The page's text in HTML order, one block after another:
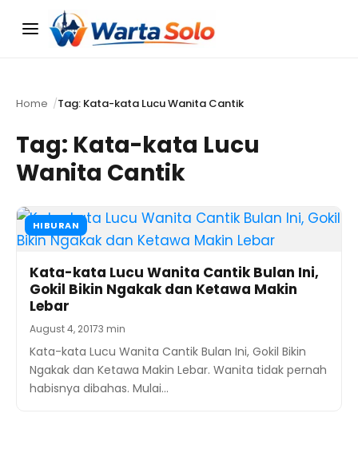
Menu
Home Tag: Kata-kata Lucu Wanita Cantik
Tag: Kata-kata Lucu
Wanita Cantik
HIBURAN
Kata-kata Lucu Wanita Cantik Bulan Ini,
Gokil Bikin Ngakak dan Ketawa Makin
Lebar
August 4, 20173 min
Kata-kata Lucu Wanita Cantik Bulan Ini, Gokil Bikin
Ngakak dan Ketawa Makin Lebar. Wanita tidak pernah
habisnya dibahas. Mulai…